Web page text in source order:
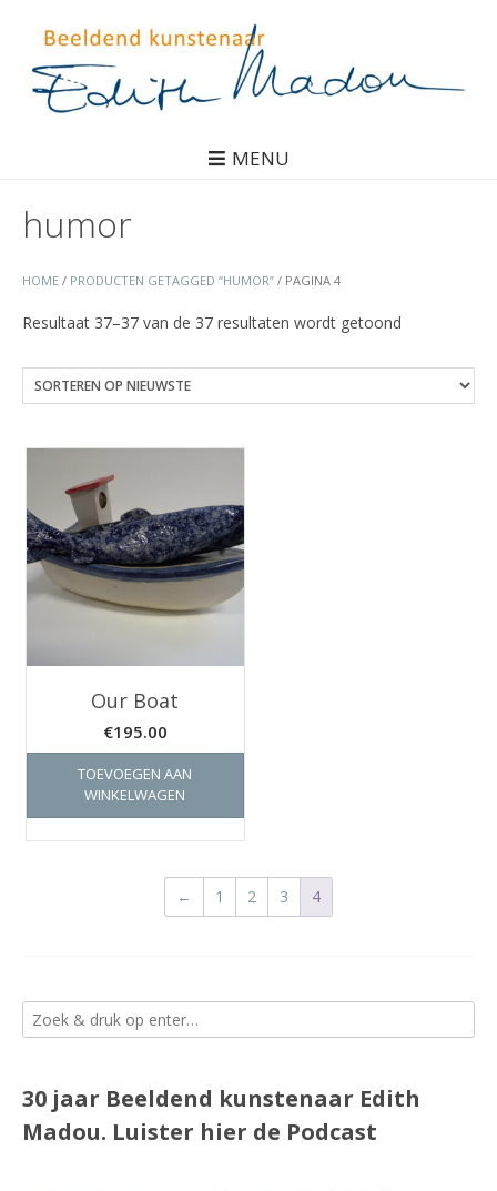
MENU
HOME / PRODUCTEN GETAGGED “HUMOR” / PAGINA 4
humor
Resultaat 37–37 van de 37 resultaten wordt getoond
nieuwste
Our Boat
€195.00
TOEVOEGEN AAN
WINKELWAGEN
← 1 2 3 4
30 jaar Beeldend kunstenaar Edith
Madou. Luister hier de Podcast